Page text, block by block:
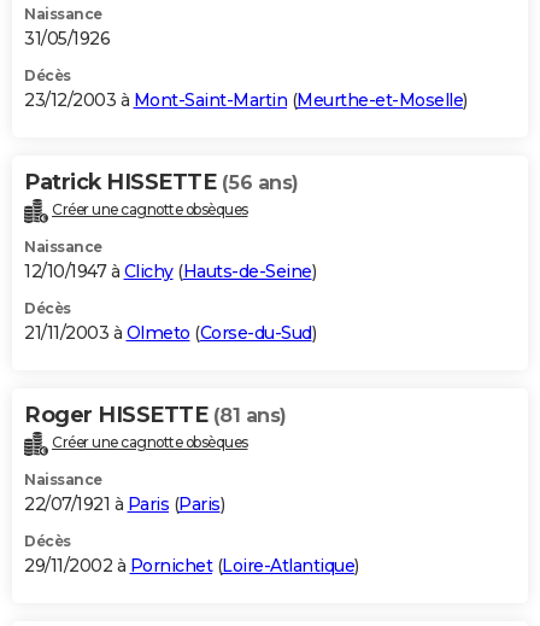
Naissance
31/05/1926
Décès
23/12/2003 à Mont-Saint-Martin (Meurthe-et-Moselle)
Patrick HISSETTE (56 ans)
Créer une cagnotte obsèques
Naissance
12/10/1947 à Clichy(Hauts-de-Seine)
Décès
21/11/2003 à Olmeto (Corse-du-Sud)
Roger HISSETTE (81 ans)
Créer une cagnotte obsèques
Naissance
22/07/1921 à Paris (Paris)
Décès
29/11/2002 à Pornichet(Loire-Atlantique)